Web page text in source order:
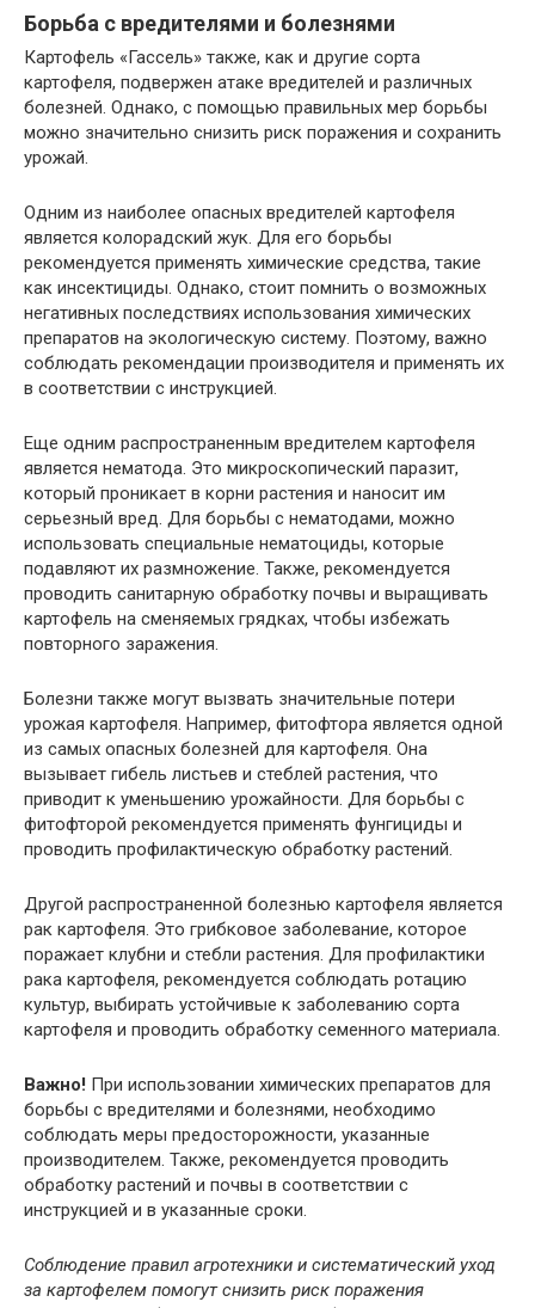
Борьба с вредителями и болезнями
Картофель «Гассель» также, как и другие сорта
картофеля, подвержен атаке вредителей и различных
болезней. Однако, с помощью правильных мер борьбы
можно значительно снизить риск поражения и сохранить
урожай.
Одним из наиболее опасных вредителей картофеля
является колорадский жук. Для его борьбы
рекомендуется применять химические средства, такие
как инсектициды. Однако, стоит помнить о возможных
негативных последствиях использования химических
препаратов на экологическую систему. Поэтому, важно
соблюдать рекомендации производителя и применять их
в соответствии с инструкцией.
Еще одним распространенным вредителем картофеля
является нематода. Это микроскопический паразит,
который проникает в корни растения и наносит им
серьезный вред. Для борьбы с нематодами, можно
использовать специальные нематоциды, которые
подавляют их размножение. Также, рекомендуется
проводить санитарную обработку почвы и выращивать
картофель на сменяемых грядках, чтобы избежать
повторного заражения.
Болезни также могут вызвать значительные потери
урожая картофеля. Например, фитофтора является одной
из самых опасных болезней для картофеля. Она
вызывает гибель листьев и стеблей растения, что
приводит к уменьшению урожайности. Для борьбы с
фитофторой рекомендуется применять фунгициды и
проводить профилактическую обработку растений.
Другой распространенной болезнью картофеля является
рак картофеля. Это грибковое заболевание, которое
поражает клубни и стебли растения. Для профилактики
рака картофеля, рекомендуется соблюдать ротацию
культур, выбирать устойчивые к заболеванию сорта
картофеля и проводить обработку семенного материала.
Важно! При использовании химических препаратов для
борьбы с вредителями и болезнями, необходимо
соблюдать меры предосторожности, указанные
производителем. Также, рекомендуется проводить
обработку растений и почвы в соответствии с
инструкцией и в указанные сроки.
Соблюдение правил агротехники и систематический уход
за картофелем помогут снизить риск поражения